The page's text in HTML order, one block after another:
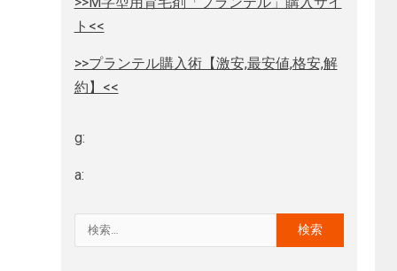
ト<<
>>プランテル購入術【激安,最安値,格安,解
約】<<
g:
a: